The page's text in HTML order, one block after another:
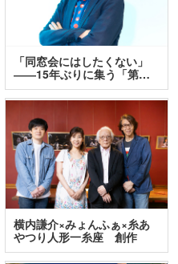
「同窓会にはしたくない」
――15年ぶりに集う「第…
横内謙介×みょんふぁ×糸あ
やつり人形一糸座 創作
人…